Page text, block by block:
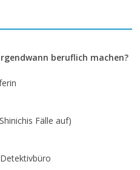
beruflich machen?
Fälle auf)